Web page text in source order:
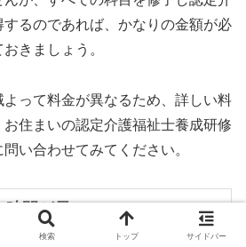
るのであれば、かなりの金額が必
きましょう。
って料金が異なるため、詳しい料
住まいの認定介護福祉士養成研修
い合わせてみてください。
時間が長い
検索 トップ サイドバー